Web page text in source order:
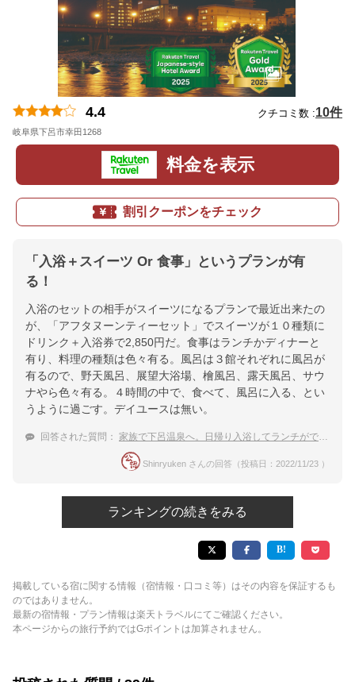
4.4 クチコミ数 :10件
岐阜県下呂市幸田1268
料金を表示
割引クーポンをチェック
「入浴＋スイーツ Or 食事」というプランが有
る！
入浴のセットの相手がスイーツになるプランで最近出来たの
が、「アフタヌーンティーセット」でスイーツが１０種類に
ドリンク＋入浴券で2,850円だ。食事はランチかディナーと
有り、料理の種類は色々有る。風呂は３館それぞれに風呂が
有るので、野天風呂、展望大浴場、檜風呂、露天風呂、サウ
ナやら色々有る。４時間の中で、食べて、風呂に入る、とい
うように過ごす。デイユースは無い。
回答された質問： 家族で下呂温泉へ。日帰り入浴してランチができる温泉宿をおしえてください。
Shinryuken さんの回答（投稿日：2022/11/23 ）
ランキングの続きをみる
掲載している宿に関する情報（宿情報・口コミ等）はその内容を保証するも
のではありません。
最新の宿情報・プラン情報は楽天トラベルにてご確認ください。
本ページからの旅行予約ではGポイントは加算されません。